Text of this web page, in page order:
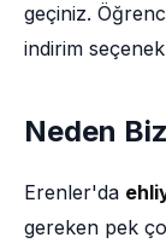
geçiniz.
indirim
Neden
Erenler'da
gereken pek